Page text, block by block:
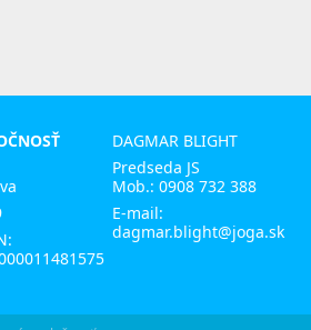
DAGMAR BLIGHT
Predseda JS
Mob.: 0908 732 388
E-mail:
dagmar.blight@joga.sk